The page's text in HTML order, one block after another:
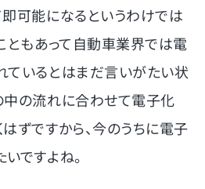
可能になるというわけでは
ともあって自動車業界では電
ているとはまだ言いがたい状
中の流れに合わせて電子化
ずですから、今のうちに電子
ですよね。